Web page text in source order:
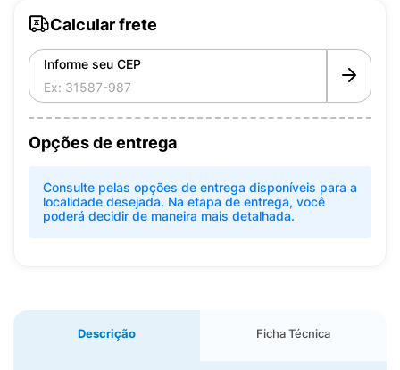
Calcular frete
Informe seu CEP
Opções de entrega
Consulte pelas opções de entrega disponíveis para a
localidade desejada. Na etapa de entrega, você
poderá decidir de maneira mais detalhada.
Descrição Ficha Técnica